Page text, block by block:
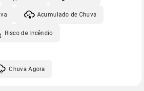
Acumulado de Chuva
Risco de Incêndio
Chuva Agora